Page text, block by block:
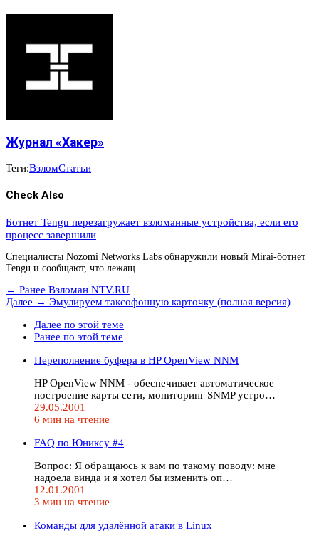
Журнал «Хакер»
Теги:ВзломСтатьи
Check Also
Ботнет Tengu перезагружает взломанные устройства, если его
процесс завершили
Специалисты Nozomi Networks Labs обнаружили новый Mirai-ботнет
Tengu и сообщают, что лежащ…
← Ранее Взломан NTV.RU
Далее → Эмулируем таксофонную карточку (полная версия)
Далее по этой теме
Ранее по этой теме
Переполнение буфера в HP OpenView NNM
HP OpenView NNM - обеспечивает автоматическое
построение карты сети, мониторинг SNMP устро…
29.05.2001
6 мин на чтение
FAQ по Юниксу #4
Вопрос: Я обращаюсь к вам по такому поводу: мне
надоела винда и я хотел бы изменить оп…
12.01.2001
3 мин на чтение
Команды для удалённой атаки в Linux